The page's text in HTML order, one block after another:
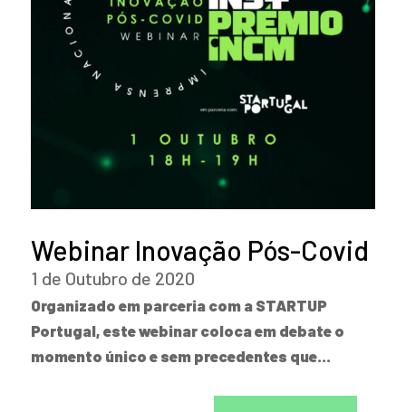
Webinar Inovação Pós-Covid
1 de Outubro de 2020
Organizado em parceria com a STARTUP
Portugal, este webinar coloca em debate o
momento único e sem precedentes que…